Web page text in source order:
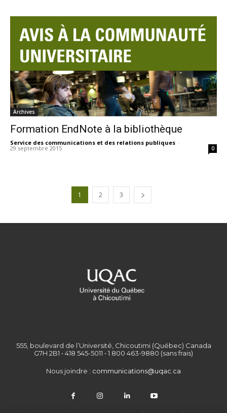
Archives
Formation EndNote à la bibliothèque
Service des communications et des relations publiques -
29 septembre 2015 0
1 2 3
555, boulevard de l’Université, Chicoutimi (Québec) Canada
G7H 2B1 • 418 545-5011 • 1 800 463-9880 (sans frais)
Nous joindre : communications@uqac.ca